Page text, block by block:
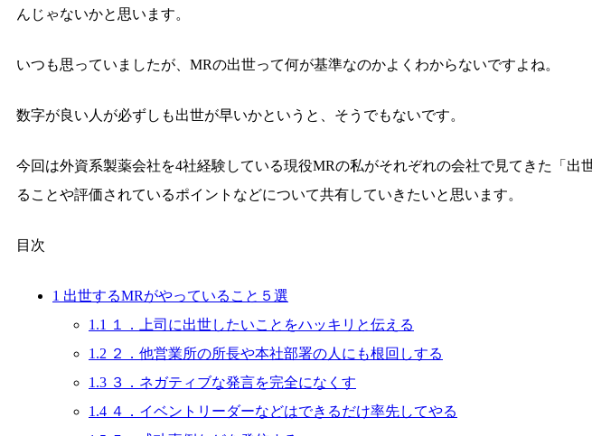
んじゃないかと思います。
いつも思っていましたが、MRの出世って何が基準なのかよくわからないですよね。
数字が良い人が必ずしも出世が早いかというと、そうでもないです。
今回は外資系製薬会社を4社経験している現役MRの私がそれぞれの会社で見てきた「出
ることや評価されているポイントなどについて共有していきたいと思います。
目次
1 出世するMRがやっていること５選
1.1
１．上司に出世したいことをハッキリと伝える
1.2 ２．他営業所の所長や本社部署の人にも根回しする
1.3 ３．ネガティブな発言を完全になくす
1.4 ４．イベントリーダーなどはできるだけ率先してやる